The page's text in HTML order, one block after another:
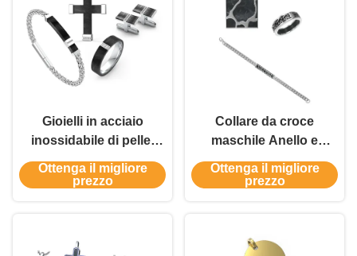
Gioielli in acciaio
inossidabile di pelle,
onicsi, pietra, uomo,
collana, orecchini e
Ottenga il migliore
prezzo
Collare da croce
maschile Anello e
ciondoli Set Maglione
Catena di gioielli in lega
Ottenga il migliore
prezzo